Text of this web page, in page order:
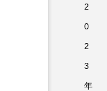
2
0
2
3
年